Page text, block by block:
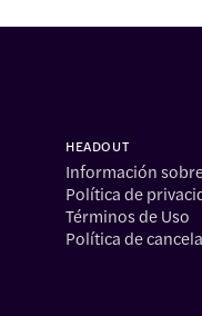
HEADOUT
Información
Política de
Términos de Uso
Política de